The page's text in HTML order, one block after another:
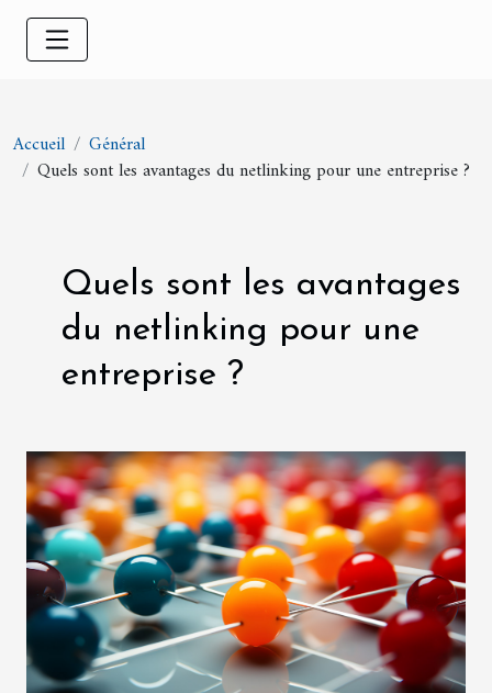
Accueil
Général
Quels sont les avantages du netlinking pour une entreprise ?
Quels sont les avantages
du netlinking pour une
entreprise ?